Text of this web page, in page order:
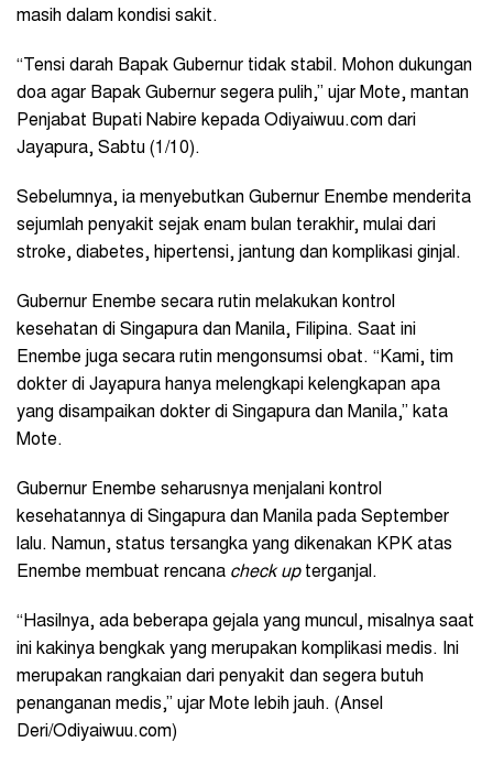
masih dalam kondisi sakit.
“Tensi darah Bapak Gubernur tidak stabil. Mohon dukungan
doa agar Bapak Gubernur segera pulih,” ujar Mote, mantan
Penjabat Bupati Nabire kepada Odiyaiwuu.com dari
Jayapura, Sabtu (1/10).
Sebelumnya, ia menyebutkan Gubernur Enembe menderita
sejumlah penyakit sejak enam bulan terakhir, mulai dari
stroke, diabetes, hipertensi, jantung dan komplikasi ginjal.
Gubernur Enembe secara rutin melakukan kontrol
kesehatan di Singapura dan Manila, Filipina. Saat ini
Enembe juga secara rutin mengonsumsi obat. “Kami, tim
dokter di Jayapura hanya melengkapi kelengkapan apa
yang disampaikan dokter di Singapura dan Manila,” kata
Mote.
Gubernur Enembe seharusnya menjalani kontrol
kesehatannya di Singapura dan Manila pada September
lalu. Namun, status tersangka yang dikenakan KPK atas
Enembe membuat rencana check upterganjal.
“Hasilnya, ada beberapa gejala yang muncul, misalnya saat
ini kakinya bengkak yang merupakan komplikasi medis. Ini
merupakan rangkaian dari penyakit dan segera butuh
penanganan medis,” ujar Mote lebih jauh. (Ansel
Deri/Odiyaiwuu.com)